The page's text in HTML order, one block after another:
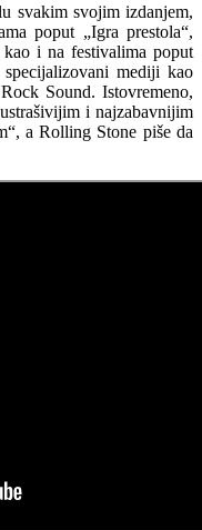
svakim svojim izdanjem,
poput „Igra prestola“,
i na festivalima poput
mediji kao
Sound. Istovremeno,
i najzabavnijim
a Rolling Stone piše da